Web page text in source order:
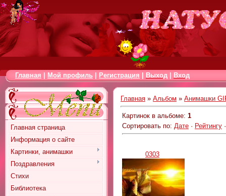
Главная Мой профиль Регистрация Выход Вход
Главная страница
Информация о сайте
Картинки, анимашки
Поздравления
Стихи
Библиотека
Главная » Альбом » Анимашки
Картинок в альбоме: 1
Сортировать по: Дате · Рейтингу
0303